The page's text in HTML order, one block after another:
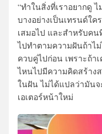
“ทำในสิ่งที่เราอยากดู
บางอย่างเป็นเทรนด์ใ
เสมอไป และสำหรับคน
ไปทำตามความฝันถ้าไ
ควบคู่ไปก่อน เพราะถ้า
ไหนไปมีความคิดสร้าง
ในฝัน ไม่ได้แปลว่ามันจ
เอเตอร์หน้าใหม่